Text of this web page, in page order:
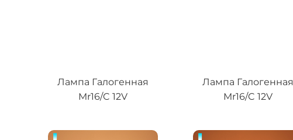
Лампа Галогенная
Mr16/C 12V
Лампа Галогенная
Mr16/C 12V